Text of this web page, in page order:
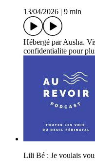
13/04/2026
9 min
Hébergé par Ausha.
confidentialite pour
Lili Bé : Je voulais